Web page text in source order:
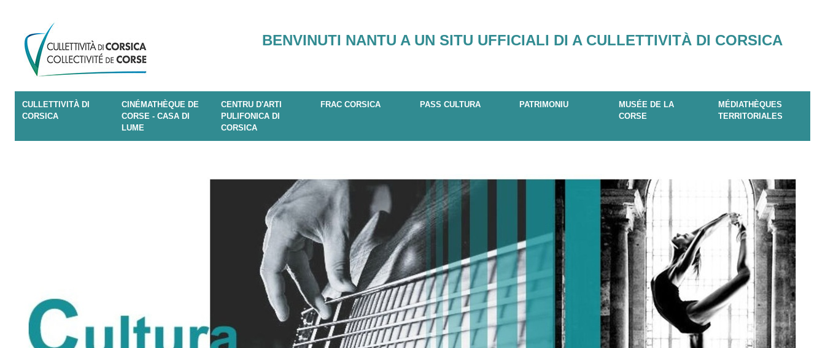
BENVINUTI NANTU A UN SITU UFFICIALI DI A CULLETTIVITÀ DI CORSICA
CULLETTIVITÀ DI
CORSICA
CINÉMATHÈQUE DE
CORSE - CASA DI
LUME
CENTRU D'ARTI
PULIFONICA DI
CORSICA
FRAC CORSICA PASS CULTURA PATRIMONIU
MUSÉE DE LA
CORSE
MÉDIATHÈQUES
TERRITORIALES